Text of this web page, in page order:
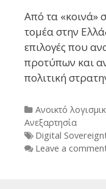
Από τα «κοινά»
τομέα στην
επιλογές που
προτύπων και
πολιτική
Categories
Ανοικτό
Ανεξαρτησία
Tags
Digital
Leave a